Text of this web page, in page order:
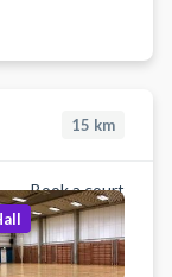
15 km
Book a court